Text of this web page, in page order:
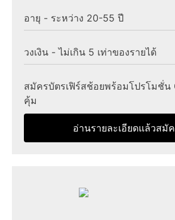
อายุ - ระหว่าง 20-55 ปี
วงเงิน - ไม่เกิน 5 เท่าของรายได้
สมัครบัตรเฟิร์สช้อยพร้อมโปรโมชั่น
คุ้ม
อ่านรายละเอียดแล้วสมัค